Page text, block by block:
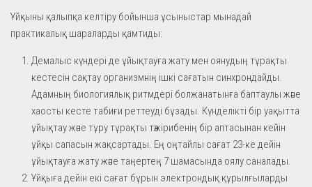
Ұйқыны қалыпқа келтіру бойынша ұсыныстар мынадай
практикалық шараларды қамтиды:
Демалыс күндері де ұйықтауға жату мен оянудың тұрақты
кестесін сақтау организмнің ішкі сағатын синхрондайды.
Адамның биологиялық ритмдері болжанатынға баптаулы және
хаосты кесте табиғи реттеуді бұзады. Күнделікті бір уақытта
ұйықтау және тұру тұрақты тәжірибенің бір аптасынан кейін
ұйқы сапасын жақсартады. Ең оңтайлы сағат 23-ке дейін
ұйықтауға жату және таңертең 7 шамасында оялу саналады.
Ұйқыға дейін екі сағат бұрын электрондық құрылғыларды